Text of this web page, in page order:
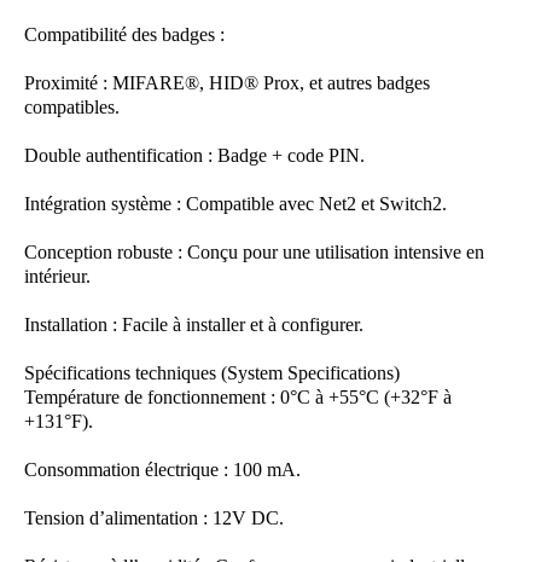
Compatibilité des badges :
Proximité : MIFARE®, HID® Prox, et autres badges
compatibles.
Double authentification : Badge + code PIN.
Intégration système : Compatible avec Net2 et Switch2.
Conception robuste : Conçu pour une utilisation intensive en
intérieur.
Installation : Facile à installer et à configurer.
Spécifications techniques (System Specifications)
Température de fonctionnement : 0°C à +55°C (+32°F à
+131°F).
Consommation électrique : 100 mA.
Tension d’alimentation : 12V DC.